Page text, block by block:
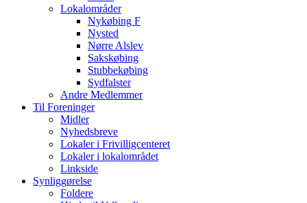
Lokalområder
Nykøbing F
Nysted
Nørre Alslev
Sakskøbing
Stubbekøbing
Sydfalster
Andre Medlemmer
Til Foreninger
Midler
Nyhedsbreve
Lokaler i Frivilligcenteret
Lokaler i lokalområdet
Linkside
Synliggørelse
Foldere